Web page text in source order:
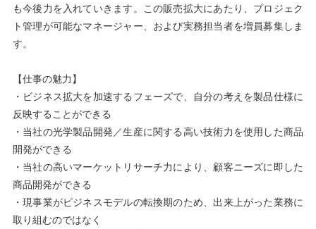
も今後力を入れていきます。この販売拡大にあたり、プロジェク
ト管理が可能なマネージャー、および実務担当者を増員募集しま
す。
【仕事の魅力】
・ビジネス拡大を加速するフェーズで、自分の考えを製品仕様に
反映することができる
・当社の光学製品開発／生産に関する高い技術力を使用した商品
開発ができる
・当社の高いマーケットリサーチ力により、顧客ニーズに即した
商品開発ができる
・現事業がビジネスモデルの転換期のため、出来上がった業務に
取り組むのではなく